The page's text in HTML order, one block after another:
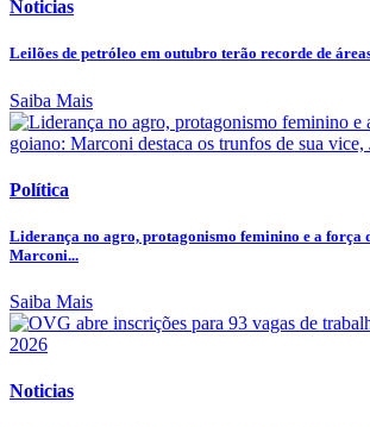
Noticias
Leilões de petróleo em outubro terão recorde de
Saiba Mais
Política
Liderança no agro, protagonismo feminino e a força
Marconi...
Saiba Mais
Noticias